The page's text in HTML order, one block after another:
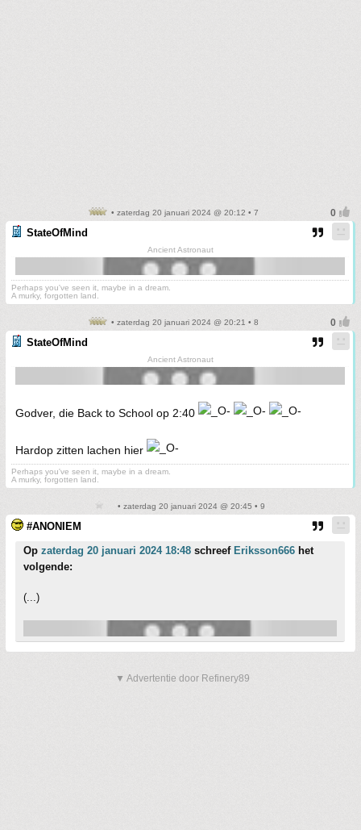
• zaterdag 20 januari 2024 @ 20:12 • 7
StateOfMind
Ancient Astronaut
Perhaps you've seen it, maybe in a dream.
A murky, forgotten land.
• zaterdag 20 januari 2024 @ 20:21 • 8
StateOfMind
Ancient Astronaut
Godver, die Back to School op 2:40
Hardop zitten lachen hier
Perhaps you've seen it, maybe in a dream.
A murky, forgotten land.
• zaterdag 20 januari 2024 @ 20:45 • 9
#ANONIEM
Op zaterdag 20 januari 2024 18:48 schreef Eriksson666 het
volgende:
(...)
▼ Advertentie door Refinery89